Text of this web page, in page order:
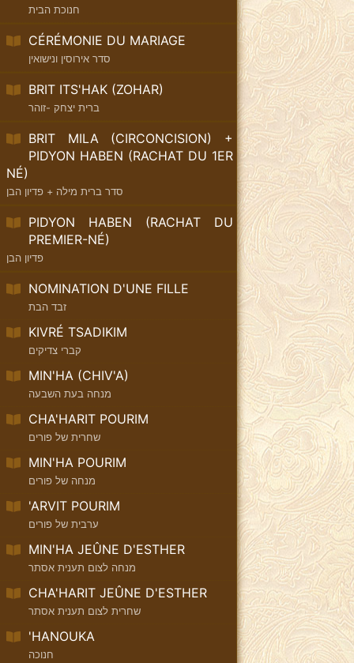
חנוכת הבית
CÉRÉMONIE DU MARIAGE
סדר אירוסין ונישואין
BRIT ITS'HAK (ZOHAR)
ברית יצחק -זוהר
BRIT MILA (CIRCONCISION) +
PIDYON HABEN (RACHAT DU 1ER
NÉ)
סדר ברית מילה + פדיון הבן
PIDYON HABEN (RACHAT DU
PREMIER-NÉ)
פדיון הבן
NOMINATION D'UNE FILLE
זבד הבת
KIVRÉ TSADIKIM
קברי צדיקים
MIN'HA (CHIV'A)
מנחה בעת השבעה
CHA'HARIT POURIM
שחרית של פורים
MIN'HA POURIM
מנחה של פורים
'ARVIT POURIM
ערבית של פורים
MIN'HA JEÛNE D'ESTHER
מנחה לצום תענית אסתר
CHA'HARIT JEÛNE D'ESTHER
שחרית לצום תענית אסתר
'HANOUKA
חנוכה